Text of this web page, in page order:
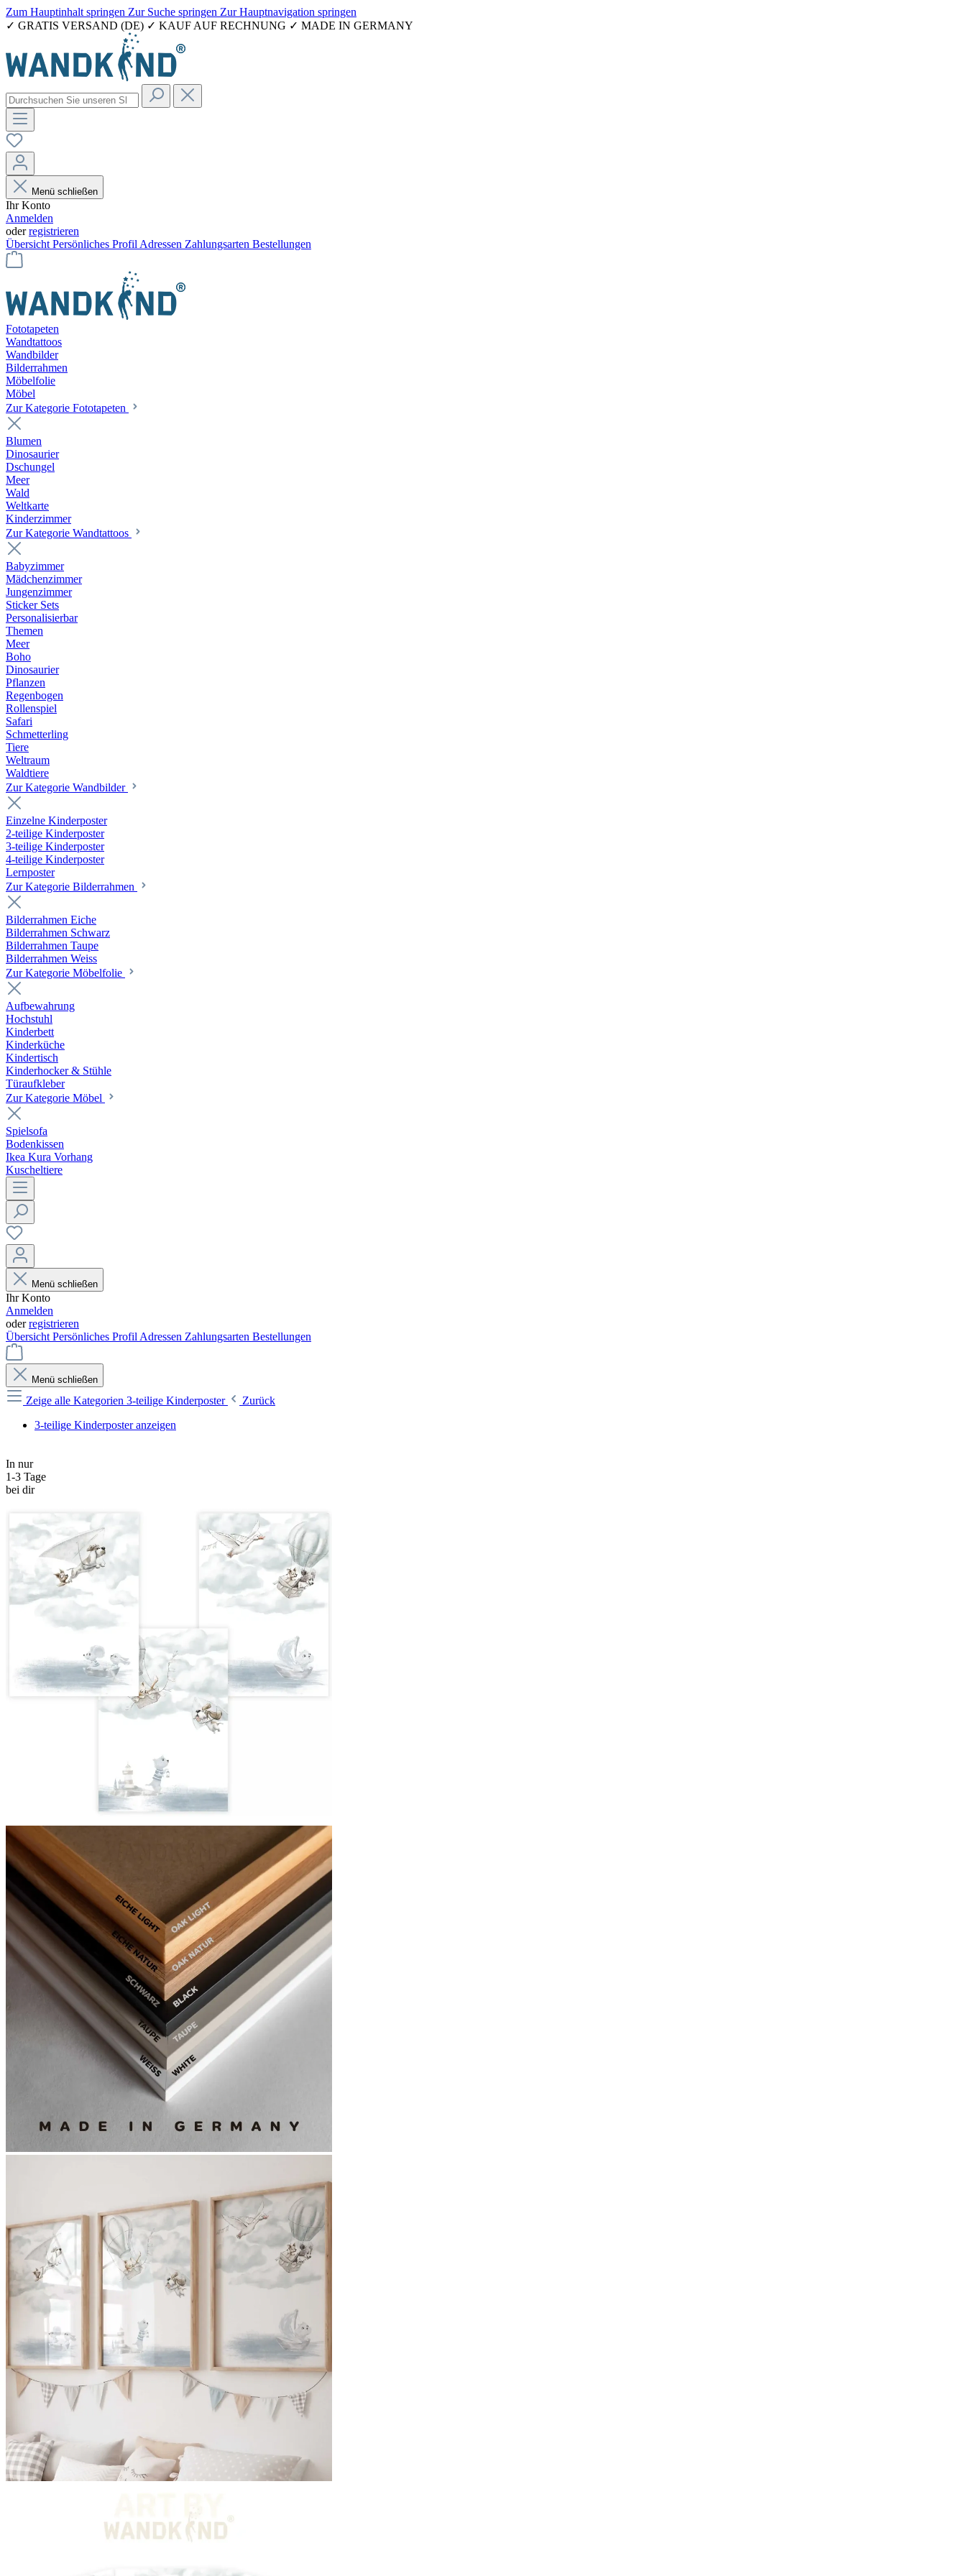
Zum Hauptinhalt springen Zur Suche springen Zur Hauptnavigation springen
✓ GRATIS VERSAND (DE) ✓ KAUF AUF RECHNUNG ✓ MADE IN GERMANY
Menü schließen
Ihr Konto
Anmelden
oderregistrieren
Übersicht Persönliches Profil Adressen Zahlungsarten Bestellungen
Fototapeten
Wandtattoos
Wandbilder
Bilderrahmen
Möbelfolie
Möbel
Zur Kategorie Fototapeten
Blumen
Dinosaurier
Dschungel
Meer
Wald
Weltkarte
Kinderzimmer
Zur Kategorie Wandtattoos
Babyzimmer
Mädchenzimmer
Jungenzimmer
Sticker Sets
Personalisierbar
Themen
Meer
Boho
Dinosaurier
Pflanzen
Regenbogen
Rollenspiel
Safari
Schmetterling
Tiere
Weltraum
Waldtiere
Zur Kategorie Wandbilder
Einzelne Kinderposter
2-teilige Kinderposter
3-teilige Kinderposter
4-teilige Kinderposter
Lernposter
Zur Kategorie Bilderrahmen
Bilderrahmen Eiche
Bilderrahmen Schwarz
Bilderrahmen Taupe
Bilderrahmen Weiss
Zur Kategorie Möbelfolie
Aufbewahrung
Hochstuhl
Kinderbett
Kinderküche
Kindertisch
Kinderhocker & Stühle
Türaufkleber
Zur Kategorie Möbel
Spielsofa
Bodenkissen
Ikea Kura Vorhang
Kuscheltiere
Menü schließen
Ihr Konto
Anmelden
oderregistrieren
Übersicht Persönliches Profil Adressen Zahlungsarten Bestellungen
Menü schließen
Zeige alle Kategorien 3-teilige Kinderposter
Zurück
3-teilige Kinderposter anzeigen
In nur
1-3 Tage
bei dir